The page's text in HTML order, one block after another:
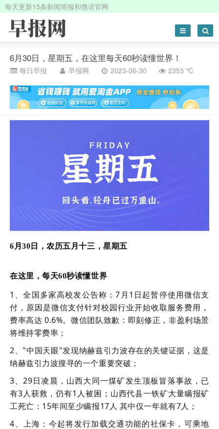
每天更新15条新闻简报和微语官网
6月30日，星期五，在这里每天60秒读懂世界！
每日早报 早报网 2023-06-30 2353 ℃
6月30日，农历五月十三，星期五
在这里，每天60秒读懂世界
1、全国多家高校发公告称：7月1日起暂停使用微信支
付，原因是微信支付针对校园行业开始收取服务费用，
费率高达 0.6%。微信团队致歉：即刻修正，非盈利场景
将维持零费率；
2、"中国天眼"发现纳赫兹引力波存在的关键证据，这是
纳赫兹引力波搜寻的一个重要突破；
3、29日凌晨，山西大同一煤矿发生顶板冒落事故，已
有3人获救，仍有1人被困；山西代县一铁矿大量瞒报矿
工死亡：15年间至少瞒报17人 其中仅一年就有7人；
4、上海：今起将发行加载交通功能的社保卡，可乘地